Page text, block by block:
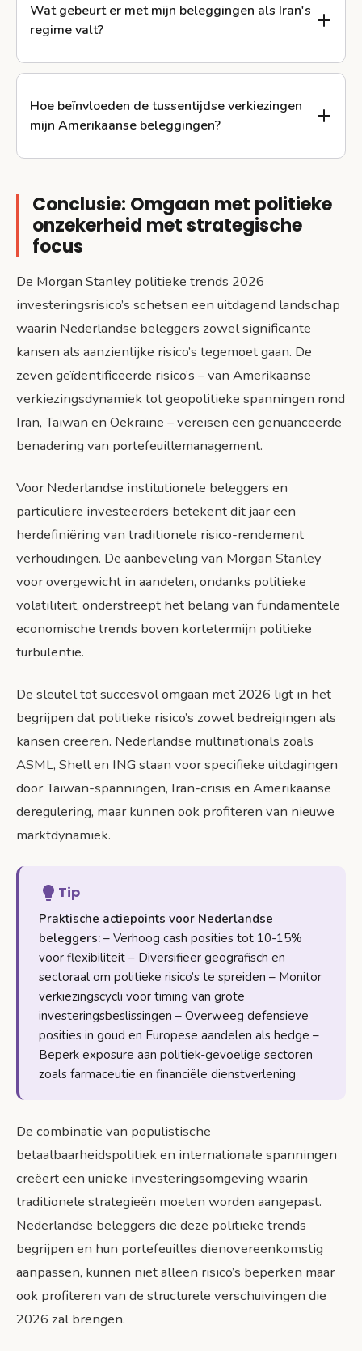
Wat gebeurt er met mijn beleggingen als Iran's
regime valt?
Hoe beïnvloeden de tussentijdse verkiezingen
mijn Amerikaanse beleggingen?
Conclusie: Omgaan met politieke
onzekerheid met strategische
focus
De Morgan Stanley politieke trends 2026
investeringsrisico’s schetsen een uitdagend landschap
waarin Nederlandse beleggers zowel significante
kansen als aanzienlijke risico’s tegemoet gaan. De
zeven geïdentificeerde risico’s – van Amerikaanse
verkiezingsdynamiek tot geopolitieke spanningen rond
Iran, Taiwan en Oekraïne – vereisen een genuanceerde
benadering van portefeuillemanagement.
Voor Nederlandse institutionele beleggers en
particuliere investeerders betekent dit jaar een
herdefiniëring van traditionele risico-rendement
verhoudingen. De aanbeveling van Morgan Stanley
voor overgewicht in aandelen, ondanks politieke
volatiliteit, onderstreept het belang van fundamentele
economische trends boven kortetermijn politieke
turbulentie.
De sleutel tot succesvol omgaan met 2026 ligt in het
begrijpen dat politieke risico’s zowel bedreigingen als
kansen creëren. Nederlandse multinationals zoals
ASML, Shell en ING staan voor specifieke uitdagingen
door Taiwan-spanningen, Iran-crisis en Amerikaanse
deregulering, maar kunnen ook profiteren van nieuwe
marktdynamiek.
Tip
Praktische actiepoints voor Nederlandse
beleggers: – Verhoog cash posities tot 10-15%
voor flexibiliteit – Diversifieer geografisch en
sectoraal om politieke risico’s te spreiden – Monitor
verkiezingscycli voor timing van grote
investeringsbeslissingen – Overweeg defensieve
posities in goud en Europese aandelen als hedge –
Beperk exposure aan politiek-gevoelige sectoren
zoals farmaceutie en financiële dienstverlening
De combinatie van populistische
betaalbaarheidspolitiek en internationale spanningen
creëert een unieke investeringsomgeving waarin
traditionele strategieën moeten worden aangepast.
Nederlandse beleggers die deze politieke trends
begrijpen en hun portefeuilles dienovereenkomstig
aanpassen, kunnen niet alleen risico’s beperken maar
ook profiteren van de structurele verschuivingen die
2026 zal brengen.